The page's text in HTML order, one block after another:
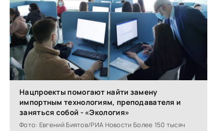
Нацпроекты помогают найти замену
импортным технологиям, преподавателя и
заняться собой - «Экология»
Фото: Евгений Биятов/РИА Новости Более 150 тысяч